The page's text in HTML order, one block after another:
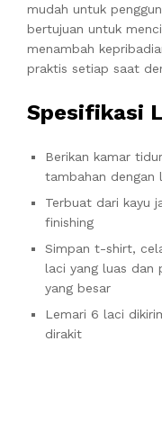
mudah untuk
bertujuan untuk
menambah
praktis setiap saat
Spesifikasi
Berikan kamar
tambahan dengan
Terbuat dari kayu
finishing
Simpan t-shirt,
laci yang luas dan
yang besar
Lemari 6 laci
dirakit